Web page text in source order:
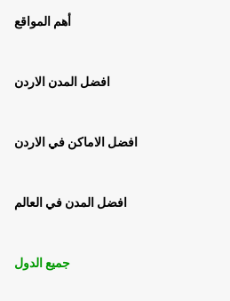
أهم المواقع
افضل المدن الاردن
افضل الاماكن في الاردن
افضل المدن في العالم
جميع الدول